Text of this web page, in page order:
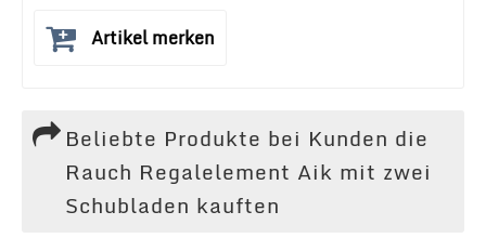
Artikel merken
Beliebte Produkte bei Kunden die
Rauch Regalelement Aik mit zwei
Schubladen kauften